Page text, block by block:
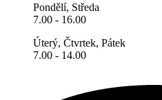
Pondělí, Středa
7.00 - 16.00
Úterý, Čtvrtek, Pátek
7.00 - 14.00